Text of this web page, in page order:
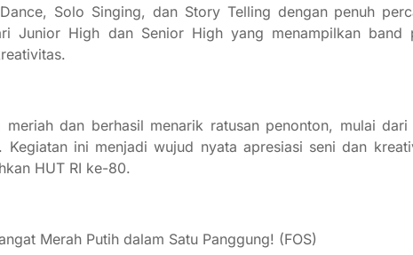
Solo Singing, dan Story Telling dengan penuh
Junior High dan Senior High yang menampilkan band
dan berhasil menarik ratusan penonton, mulai
ini menjadi wujud nyata apresiasi seni dan
HUT RI ke-80.
Merah Putih dalam Satu Panggung! (FOS)